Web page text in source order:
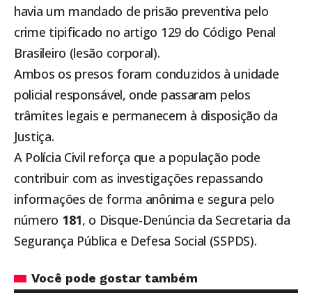
havia um mandado de prisão preventiva pelo
crime tipificado no artigo 129 do Código Penal
Brasileiro (lesão corporal).
Ambos os presos foram conduzidos à unidade
policial responsável, onde passaram pelos
trâmites legais e permanecem à disposição da
Justiça.
A Polícia Civil reforça que a população pode
contribuir com as investigações repassando
informações de forma anônima e segura pelo
número 181, o Disque-Denúncia da Secretaria da
Segurança Pública e Defesa Social (SSPDS).
Você pode gostar também